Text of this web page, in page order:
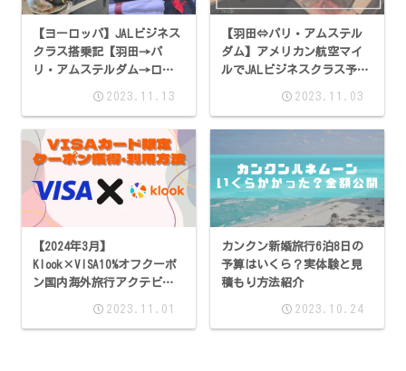
【ヨーロッパ】JALビジネス
クラス搭乗記【羽田→パ
リ・アムステルダム→ロン
2023.11.13
【羽田⇔パリ・アムステル
ダム】アメリカン航空マイ
ルでJALビジネスクラス予約
2023.11.03
【2024年3月】
Klook×VISA10%オフクーポ
ン国内海外旅行アクテビテ
2023.11.01
カンクン新婚旅行6泊8日の
予算はいくら？実体験と見
積もり方法紹介
2023.10.24